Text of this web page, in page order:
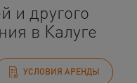
и другого
в Калуге
УСЛОВИЯ АРЕНДЫ